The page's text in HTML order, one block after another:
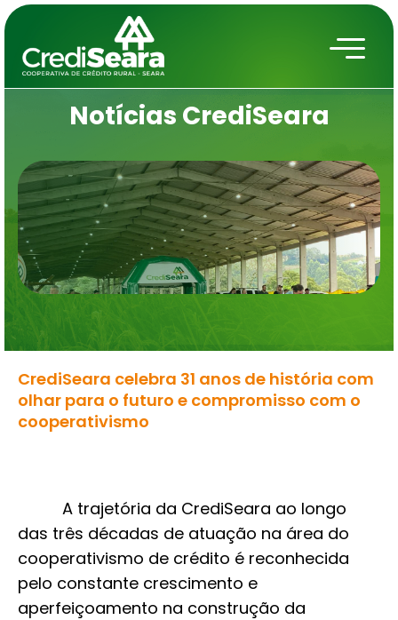
Notícias CrediSeara
CrediSeara celebra 31 anos de história com
olhar para o futuro e compromisso com o
cooperativismo
A trajetória da CrediSeara ao longo
das três décadas de atuação na área do
cooperativismo de crédito é reconhecida
pelo constante crescimento e
aperfeiçoamento na construção da